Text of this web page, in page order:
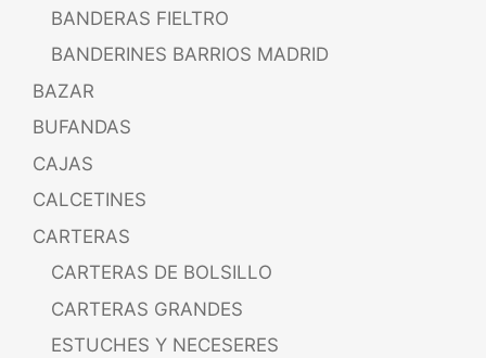
BANDERAS FIELTRO
BANDERINES BARRIOS MADRID
BAZAR
BUFANDAS
CAJAS
CALCETINES
CARTERAS
CARTERAS DE BOLSILLO
CARTERAS GRANDES
ESTUCHES Y NECESERES